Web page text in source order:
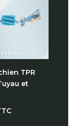
à
78,90 €
TPR
et